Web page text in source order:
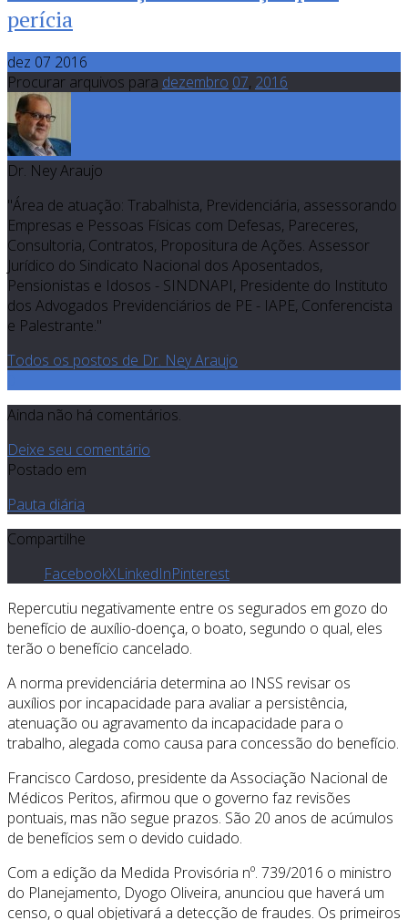
perícia
dez 07 2016
Procurar arquivos para dezembro 07, 2016
Dr. Ney Araujo
"Área de atuação: Trabalhista, Previdenciária, assessorando
Empresas e Pessoas Físicas com Defesas, Pareceres,
Consultoria, Contratos, Propositura de Ações. Assessor
Jurídico do Sindicato Nacional dos Aposentados,
Pensionistas e Idosos - SINDNAPI, Presidente do Instituto
dos Advogados Previdenciários de PE - IAPE, Conferencista
e Palestrante."
Todos os postos de Dr. Ney Araujo
Ainda não há comentários.
Deixe seu comentário
Postado em
Pauta diária
Compartilhe
FacebookXLinkedInPinterest
Repercutiu negativamente entre os segurados em gozo do
benefício de auxílio-doença, o boato, segundo o qual, eles
terão o benefício cancelado.
A norma previdenciária determina ao INSS revisar os
auxílios por incapacidade para avaliar a persistência,
atenuação ou agravamento da incapacidade para o
trabalho, alegada como causa para concessão do benefício.
Francisco Cardoso, presidente da Associação Nacional de
Médicos Peritos, afirmou que o governo faz revisões
pontuais, mas não segue prazos. São 20 anos de acúmulos
de benefícios sem o devido cuidado.
Com a edição da Medida Provisória nº. 739/2016 o ministro
do Planejamento, Dyogo Oliveira, anunciou que haverá um
censo, o qual objetivará a detecção de fraudes. Os primeiros